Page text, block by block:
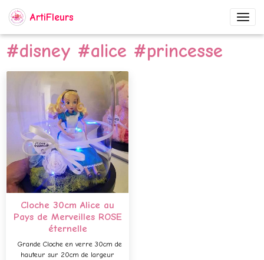
ArtiFleurs
#disney #alice #princesse
Cloche 30cm Alice au
Pays de Merveilles ROSE
éternelle
Grande Cloche en verre 30cm de
hauteur sur 20cm de largeur